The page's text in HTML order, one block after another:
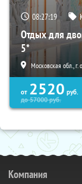
08:27:18
Отдых для
5*
Московская обл.,
от 2520 руб.
до57000руб.
Компания